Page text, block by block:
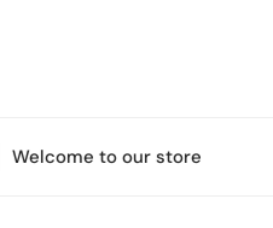
Welcome to our store